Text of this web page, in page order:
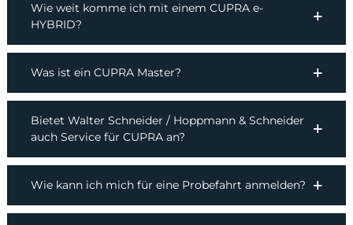
Wie weit komme ich mit einem CUPRA e-
HYBRID?
Was ist ein CUPRA Master?
Bietet Walter Schneider / Hoppmann & Schneider
auch Service für CUPRA an?
Wie kann ich mich für eine Probefahrt anmelden?